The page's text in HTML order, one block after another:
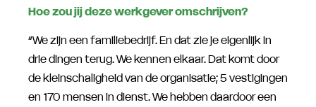
Hoe zou jij deze werkgever omschrijven?
“We zijn een familiebedrijf. En dat zie je eigenlijk in
drie dingen terug. We kennen elkaar. Dat komt door
de kleinschaligheid van de organisatie; 5 vestigingen
en 170 mensen in dienst. We hebben daardoor een